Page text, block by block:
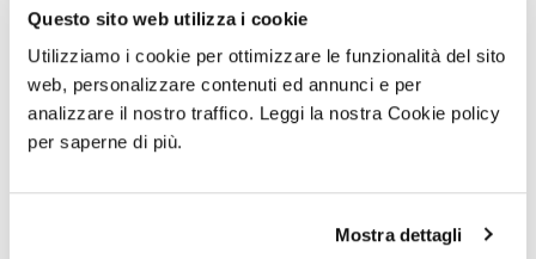
Questo sito web utilizza i cookie
Utilizziamo i cookie per ottimizzare le funzionalità del sito
web, personalizzare contenuti ed annunci e per
analizzare il nostro traffico. Leggi la nostra Cookie policy
per saperne di più.
Mostra dettagli
Successivo
VIALE VIRGILIO 39, TARANTO, TA
Ottieni indicazioni